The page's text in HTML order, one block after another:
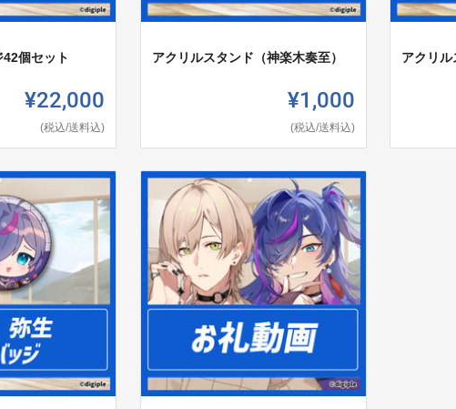
個セット
¥22,000
(税込/送料込)
アクリルスタンド（神楽木奏至）
¥1,000
(税込/送料込)
アクリル